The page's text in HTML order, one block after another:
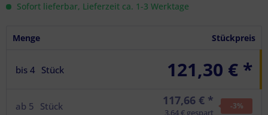
Sofort lieferbar, Lieferzeit ca. 1-3 Werktage
Menge Stückpreis
bis 4 Stück 121,30 € *
ab 5 Stück 117,66 € *
3,64 € gespart
-3%